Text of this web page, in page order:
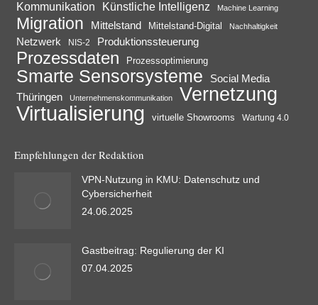
Kommunikation Künstliche Intelligenz Machine Learning
Migration Mittelstand Mittelstand-Digital Nachhaltigkeit
Netzwerk NIS-2 Produktionssteuerung
Prozessdaten Prozessoptimierung
Smarte Sensorsysteme
Social Media
Thüringen
Unternehmenskommunikation Vernetzung
Virtualisierung virtuelle Showrooms Wartung 4.0
Empfehlungen der Redaktion
VPN-Nutzung in KMU: Datenschutz und
Cybersicherheit
24.06.2025
Gastbeitrag: Regulierung der KI
07.04.2025